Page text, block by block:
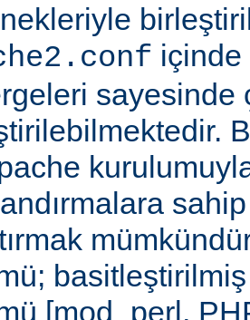
içinde
sayesinde
[mod_perl,